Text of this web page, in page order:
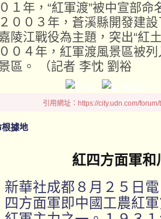
０１年，“紅軍渡”被中宣部
２００３年，蒼溪縣開發建
陵江戰役為主題，突出“紅
００４年，紅軍渡風景區被
區。 （記者 李忱 劉裕
引用網址：https://city.udn.com/
據地
紅四方面軍和川
新華社成都８月２５日
四方面軍即中國工農紅